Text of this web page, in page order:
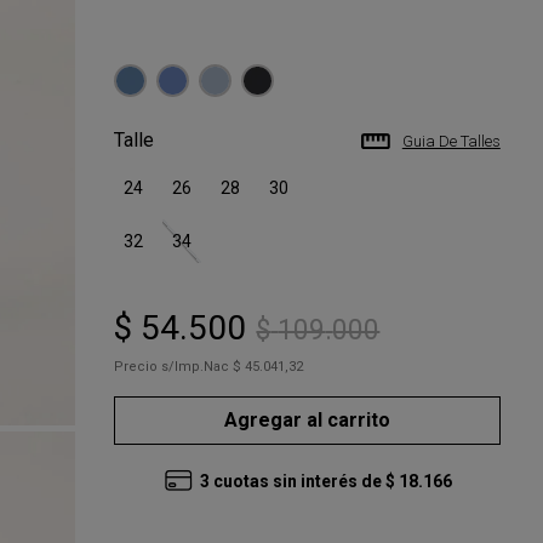
Talle
24 26 28 30
32 34
Guia De Talles
$ 54.500 $ 109.000
Precio s/Imp.Nac $ 45.041,32
Agregar al carrito
3 cuotas sin interés de $ 18.166